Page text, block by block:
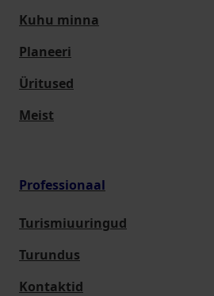
Kuhu minna
Planeeri
Üritused
Meist
Professionaal
Turismiuuringud
Turundus
Kontaktid